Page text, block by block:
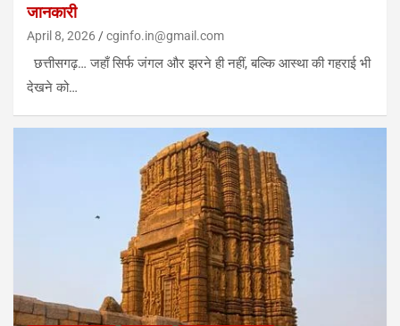
जानकारी
April 8, 2026 cginfo.in@gmail.com
छत्तीसगढ़… जहाँ सिर्फ जंगल और झरने ही नहीं, बल्कि आस्था की गहराई भी
देखने को…